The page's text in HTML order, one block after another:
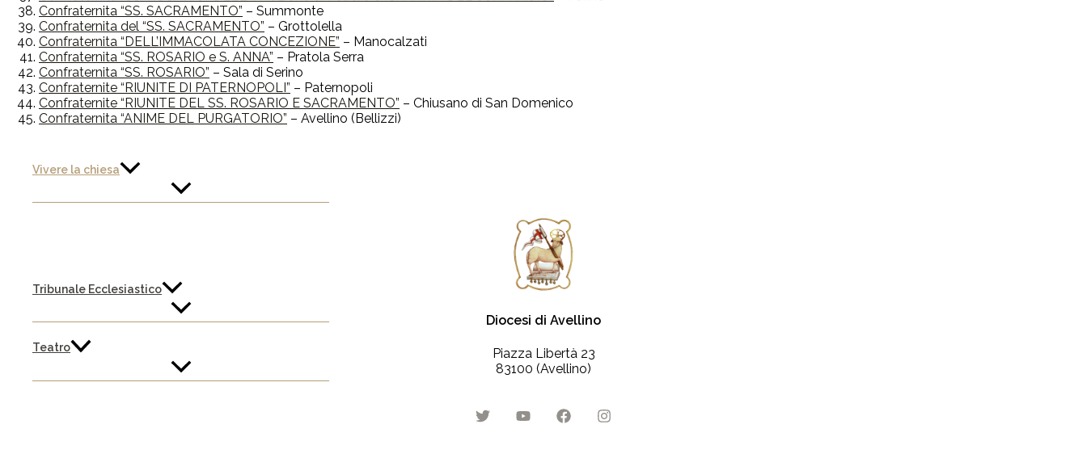
Vivere la chiesa
Tribunale Ecclesiastico
Teatro
Confraternita “SS. SACRAMENTO” – Summonte
Confraternita del “SS. SACRAMENTO” – Grottolella
Confraternita “DELL’IMMACOLATA CONCEZIONE” – Manocalzati
Confraternita “SS. ROSARIO e S. ANNA” – Pratola Serra
Confraternita “SS. ROSARIO” – Sala di Serino
Confraternite “RIUNITE DI PATERNOPOLI” – Paternopoli
Confraternite “RIUNITE DEL SS. ROSARIO E SACRAMENTO” – Chiusano di San Domenico
Confraternita “ANIME DEL PURGATORIO” – Avellino (Bellizzi)
Diocesi di Avellino
Piazza Libertà 23
83100 (Avellino)